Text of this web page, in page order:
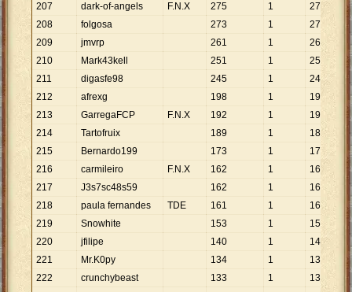
207
dark-of-angels F.N.X 275 1
275
208
folgosa 273 1
273
209
jmvrp 261 1
261
210
Mark43kell 251 1
251
211
digasfe98 245 1
245
212
afrexg 198 1
198
213
GarregaFCP F.N.X 192 1
192
214
Tartofruix 189 1
189
215
Bernardo199 173 1
173
216
carmileiro F.N.X 162 1
162
217
J3s7sc48s59 162 1
162
218
paula fernandes TDE 161 1
161
219
Snowhite 153 1
153
220
jfilipe 140 1
140
221
Mr.K0py 134 1
134
222
crunchybeast 133 1
133